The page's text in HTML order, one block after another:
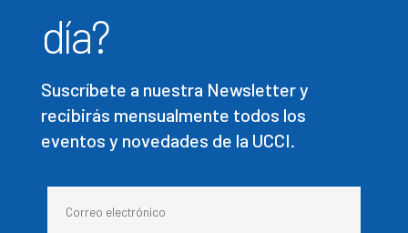
día?
Suscríbete a nuestra Newsletter y
recibirás mensualmente todos los
eventos y novedades de la UCCI.